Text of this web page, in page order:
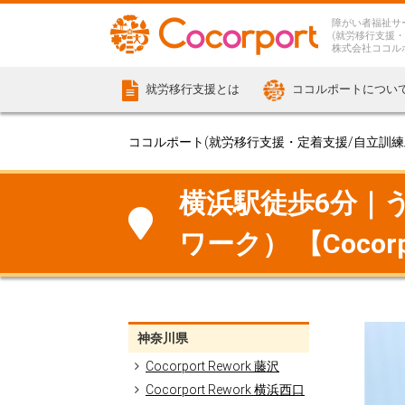
障がい者福祉サ
(就労移行支援
株式会社ココル
就労移行支援とは ココルポートについ
ココルポート(就労移行支援・定着支援/自立訓
横浜駅徒歩6分｜
ワーク） 【
神奈川県
Cocorport Rework 藤沢
Cocorport Rework 横浜西口